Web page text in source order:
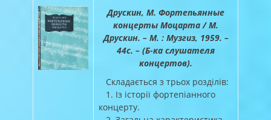
Друскин, М. Фортепьянные
концерты Моцарта / М.
Друскин. – М. : Музгиз, 1959. –
44с. – (Б-ка слушателя
концертов).
Складається з трьох розділів:
1. Із історії фортепіанного
концерту.